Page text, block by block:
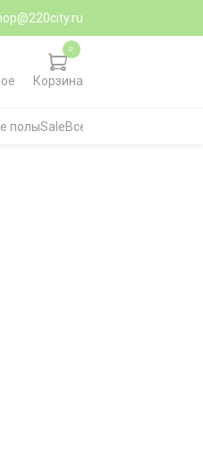
Корзина
0
полыSaleВсе категории